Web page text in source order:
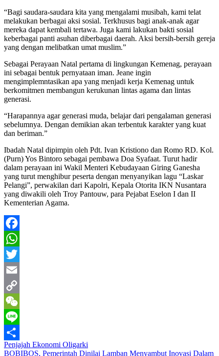
“Bagi saudara-saudara kita yang mengalami musibah, kami telat
melakukan berbagai aksi sosial. Terkhusus bagi anak-anak agar
mereka dapat kembali tertawa. Juga kami lakukan bakti sosial
keberbagai panti asuhan diberbagai daerah. Aksi bersih-bersih gereja
yang dengan melibatkan umat muslim.”
Sebagai Perayaan Natal pertama di lingkungan Kemenag, perayaan
ini sebagai bentuk pernyataan iman. Jeane ingin
mengimplemntasikan apa yang menjadi kerja Kemenag untuk
berkomitmen membangun kerukunan lintas agama dan lintas
generasi.
“Harapannya agar generasi muda, belajar dari pengalaman generasi
sebelumnya. Dengan demikian akan terbentuk karakter yang kuat
dan beriman.”
Ibadah Natal dipimpin oleh Pdt. Ivan Kristiono dan Romo RD. Kol.
(Purn) Yos Bintoro sebagai pembawa Doa Syafaat. Turut hadir
dalam perayaan ini Wakil Menteri Kebudayaan Giring Ganesha
yang turut menghibur peserta dengan menyanyikan lagu “Laskar
Pelangi”, perwakilan dari Kapolri, Kepala Otorita IKN Nusantara
yang diwakili oleh Troy Pantouw, para Pejabat Eselon I dan II
Kementerian Agama.
Facebook
WhatsApp
Twitter
Email
Copy
Link
WeChat
Line
Share
Post
Penjajah Ekonomi Oligarki
BOBIBOS, Pemerintah Dinilai Lamban Menyambut Inovasi Dalam